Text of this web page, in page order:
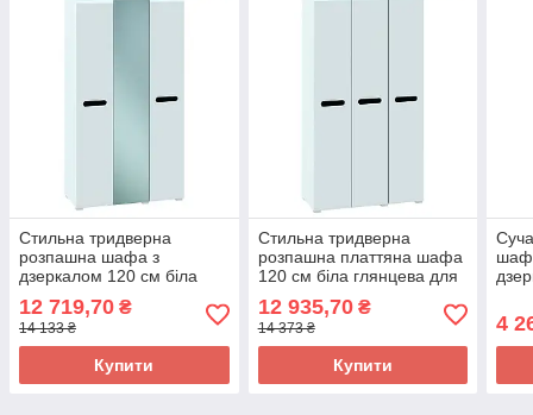
Стильна тридверна
розпашна шафа з
дзеркалом 120 см біла
полицями та штангою в
спальню Б'янко Світ
Меблів
12 719,70 ₴
14 133 ₴
Купити
Стильна тридверна
розпашна платтяна шафа
120 см біла глянцева для
штангою в спальню Б'янко
Світ Меблів
12 935,70₴
14 373 ₴
Купити
4